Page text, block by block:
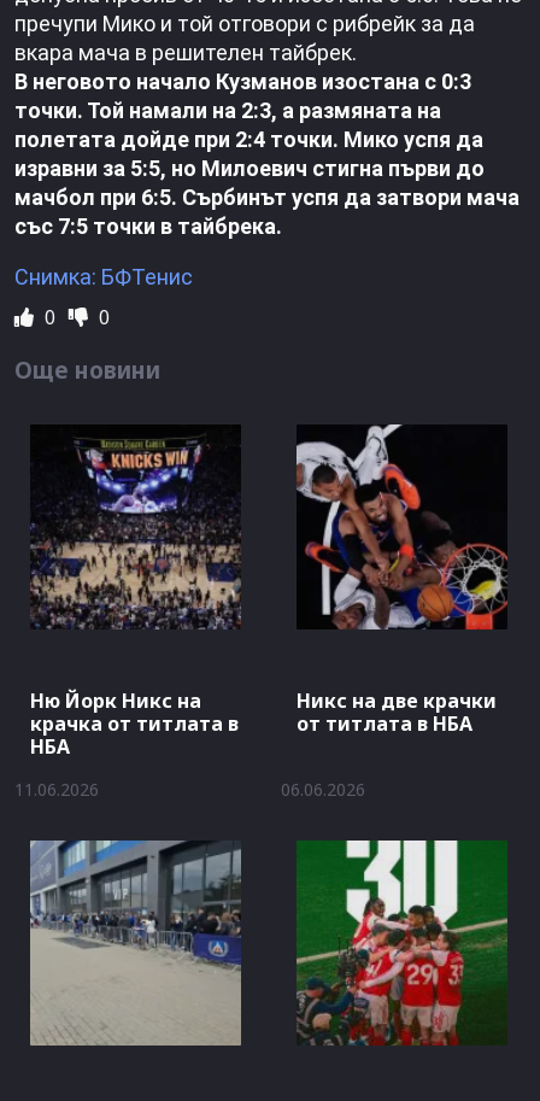
пречупи Мико и той отговори с рибрейк за да
вкара мача в решителен тайбрек.
В неговото начало Кузманов изостана с 0:3
точки. Той намали на 2:3, а размяната на
полетата дойде при 2:4 точки. Мико успя да
изравни за 5:5, но Милоевич стигна първи до
мачбол при 6:5. Сърбинът успя да затвори мача
със 7:5 точки в тайбрека.
Снимка: БФТенис
0 0
Още новини
Ню Йорк Никс на
крачка от титлата в
НБА
11.06.2026
Никс на две крачки
от титлата в НБА
06.06.2026